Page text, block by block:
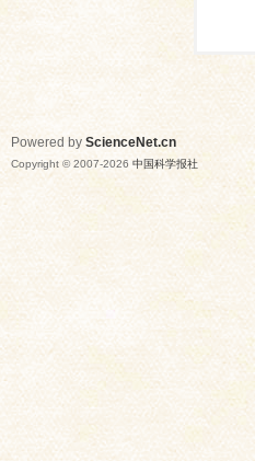
Powered by ScienceNet.cn
Copyright © 2007-2026 中国科学报社